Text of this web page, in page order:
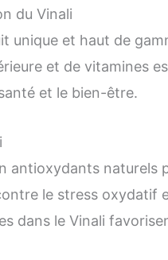
du Vinali
unique et haut de
et de vitamines
et le bien-être.
antioxydants naturels
le stress oxydatif
dans le Vinali